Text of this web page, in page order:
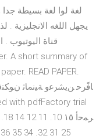
لغة لوا لغة بسيطة
يجهل اللغه
قناة اليوتيوب
A short summary of
READ PAPER.